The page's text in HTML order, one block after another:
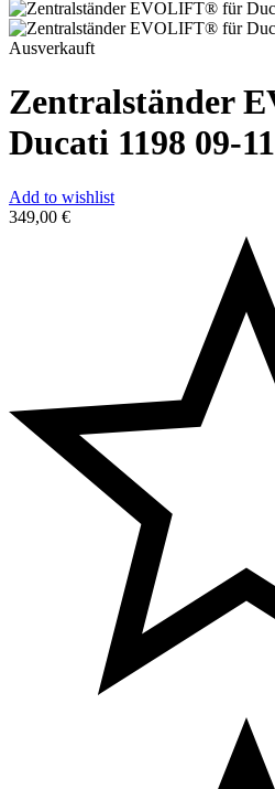
Ausverkauft
Zentralständer
Ducati 1198 09-11
Add to wishlist
349,00 €